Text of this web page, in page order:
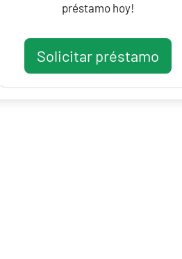
préstamo hoy!
Solicitar préstamo